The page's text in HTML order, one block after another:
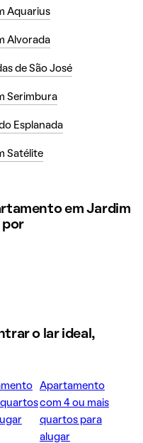
Aquarius
Alvorada
de São José
Serimbura
Esplanada
Satélite
em Jardim
por
o lar ideal,
Apartamento
com 4 ou mais
quartos para
alugar